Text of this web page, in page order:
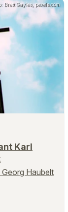
Brett Sayles, pexels.com
Karl
Haubelt